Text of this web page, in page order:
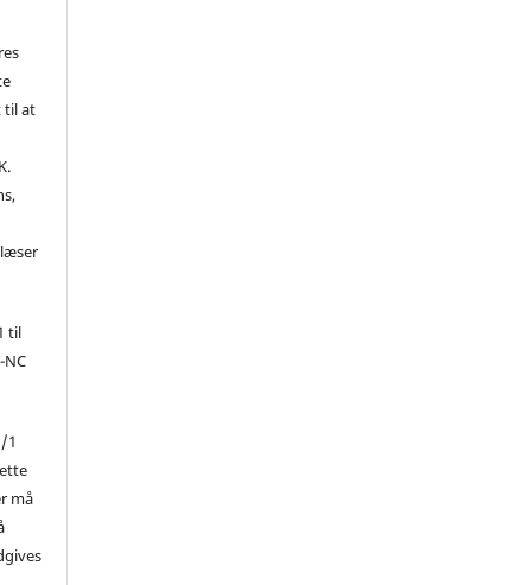
til at
til
NC
1
må